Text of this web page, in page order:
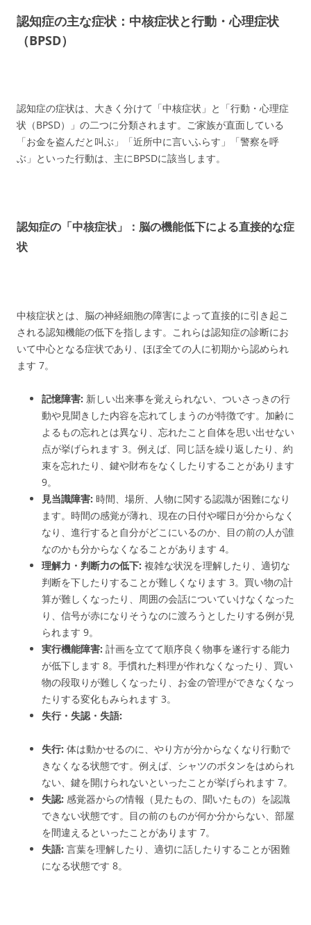
認知症の主な症状：中核症状と行動・心理症状
（BPSD）
認知症の症状は、大きく分けて「中核症状」と「行動・心理症
状（BPSD）」の二つに分類されます。ご家族が直面している
「お金を盗んだと叫ぶ」「近所中に言いふらす」「警察を呼
ぶ」といった行動は、主にBPSDに該当します。
認知症の「中核症状」：脳の機能低下による直接的な症
状
中核症状とは、脳の神経細胞の障害によって直接的に引き起こ
される認知機能の低下を指します。これらは認知症の診断にお
いて中心となる症状であり、ほぼ全ての人に初期から認められ
ます 7。
記憶障害: 新しい出来事を覚えられない、ついさっきの行
動や見聞きした内容を忘れてしまうのが特徴です。加齢に
よるもの忘れとは異なり、忘れたこと自体を思い出せない
点が挙げられます 3。例えば、同じ話を繰り返したり、約
束を忘れたり、鍵や財布をなくしたりすることがあります
9。
見当識障害: 時間、場所、人物に関する認識が困難になり
ます。時間の感覚が薄れ、現在の日付や曜日が分からなく
なり、進行すると自分がどこにいるのか、目の前の人が誰
なのかも分からなくなることがあります 4。
理解力・判断力の低下: 複雑な状況を理解したり、適切な
判断を下したりすることが難しくなります 3。買い物の計
算が難しくなったり、周囲の会話についていけなくなった
り、信号が赤になりそうなのに渡ろうとしたりする例が見
られます 9。
実行機能障害: 計画を立てて順序良く物事を遂行する能力
が低下します 8。手慣れた料理が作れなくなったり、買い
物の段取りが難しくなったり、お金の管理ができなくなっ
たりする変化もみられます 3。
失行・失認・失語:
失行: 体は動かせるのに、やり方が分からなくなり行動で
きなくなる状態です。例えば、シャツのボタンをはめられ
ない、鍵を開けられないといったことが挙げられます 7。
失認: 感覚器からの情報（見たもの、聞いたもの）を認識
できない状態です。目の前のものが何か分からない、部屋
を間違えるといったことがあります 7。
失語: 言葉を理解したり、適切に話したりすることが困難
になる状態です 8。